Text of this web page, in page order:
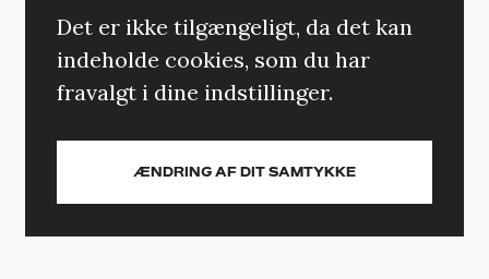
Det er ikke tilgængeligt, da det kan
indeholde cookies, som du har
fravalgt i dine indstillinger.
ÆNDRING AF DIT SAMTYKKE